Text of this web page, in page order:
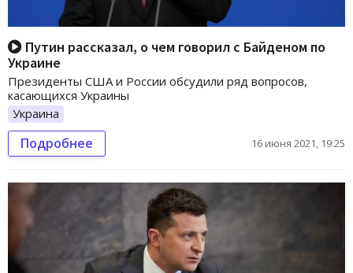
Путин рассказал, о чем говорил с Байденом по
Украине
Президенты США и России обсудили ряд вопросов,
касающихся Украины
Украина
Подробнее 16 июня 2021, 19:25